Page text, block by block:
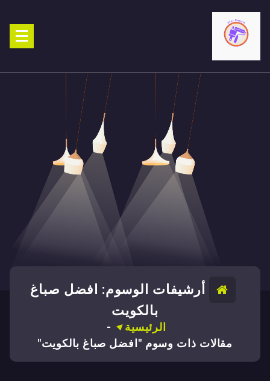
content
شاطر ورخيص تنفيذ احدث الديكورات الاحترافية اتصل الان
أرشيفات الوسوم: افضل صباغ
بالكويت
الرئيسية
-
مقالات ذات وسوم "افضل صباغ بالكويت"